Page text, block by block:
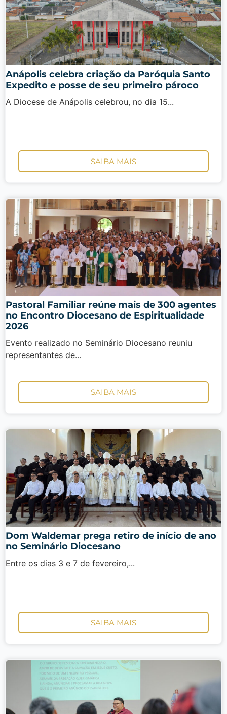
Anápolis celebra criação da Paróquia Santo
Expedito e posse de seu primeiro pároco
A Diocese de Anápolis celebrou, no dia 15...
SAIBA MAIS
Pastoral Familiar reúne mais de 300 agentes
no Encontro Diocesano de Espiritualidade
2026
Evento realizado no Seminário Diocesano reuniu
representantes de...
SAIBA MAIS
Dom Waldemar prega retiro de início de ano
no Seminário Diocesano
Entre os dias 3 e 7 de fevereiro,...
SAIBA MAIS